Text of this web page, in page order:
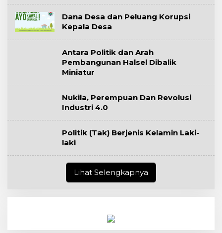
Dana Desa dan Peluang Korupsi
Kepala Desa
Antara Politik dan Arah
Pembangunan Halsel Dibalik
Miniatur
Nukila, Perempuan Dan Revolusi
Industri 4.0
Politik (Tak) Berjenis Kelamin Laki-
laki
Lihat Selengkapnya